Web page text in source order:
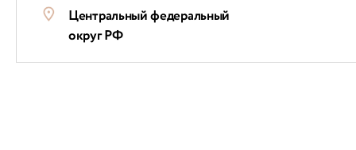
Центральный федеральный
округ РФ